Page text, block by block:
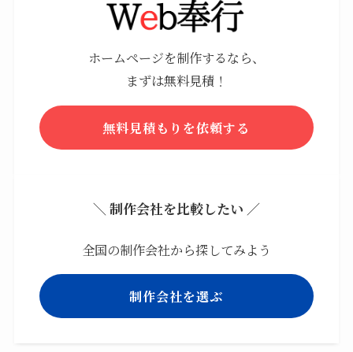
ホームページを制作するなら、
まずは無料見積！
無料見積もりを依頼する
＼ 制作会社を比較したい ／
全国の制作会社から探してみよう
制作会社を選ぶ